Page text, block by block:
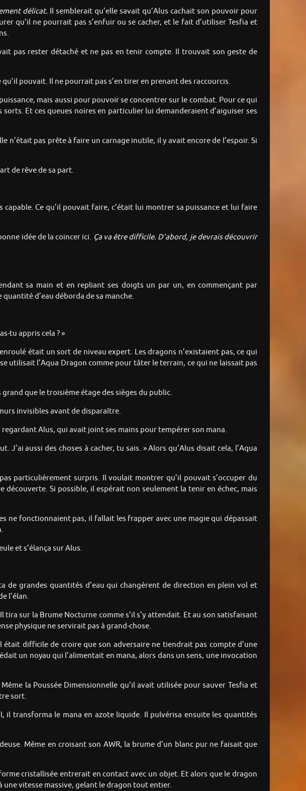
délicat. Il semblerait qu’elle savait qu’Alus cachait son pouvoir pour
qu’il ne pourrait pas s’enfuir ou se cacher, et le fait d’utiliser Tesfia et
pas rester détaché et ne pas en tenir compte. Il trouvait son geste de
pouvait. Il ne pourrait pas s’en tirer en prenant des raccourcis.
mais aussi pour pouvoir se concentrer sur le combat. Pour ce qui
Et ces queues noires en particulier lui demanderaient d’aiguiser ses
n’était pas prête à faire un carnage inutile, il y avait encore de l’espoir. Si
de rêve de sa part.
Ce qu’il pouvait faire, c’était lui montrer sa puissance et lui faire
idée de la coincer ici. Ça va être difficile. D’abord, je devrais découvrir
sa main et en repliant ses doigts un par un, en commençant par
d’eau déborda de sa manche.
tu appris cela ? »
était un sort de niveau expert. Les dragons n’existaient pas, ce qui
utilisait l’Aqua Dragon comme pour tâter le terrain, ce qui ne laissait pas
que le troisième étage des sièges du public.
invisibles avant de disparaître.
Alus, qui avait joint ses mains pour tempérer son mana.
aussi des choses à cacher, tu sais. » Alors qu’Alus disait cela, l’Aqua
particulièrement surpris. Il voulait montrer qu’il pouvait s’occuper du
découverte. Si possible, il espérait non seulement la tenir en échec, mais
ne fonctionnaient pas, il fallait les frapper avec une magie qui dépassait
et s’élança sur Alus.
de grandes quantités d’eau qui changèrent de direction en plein vol et
l’élan.
sur la Brume Nocturne comme s’il s’y attendait. Et au son satisfaisant
physique ne servirait pas à grand-chose.
difficile de croire que son adversaire ne tiendrait pas compte d’une
un noyau qui l’alimentait en mana, alors dans un sens, une invocation
la Poussée Dimensionnelle qu’il avait utilisée pour sauver Tesfia et
sort.
transforma le mana en azote liquide. Il pulvérisa ensuite les quantités
Même en croisant son AWR, la brume d’un blanc pur ne faisait que
cristallisée entrerait en contact avec un objet. Et alors que le dragon
vitesse massive, gelant le dragon tout entier.